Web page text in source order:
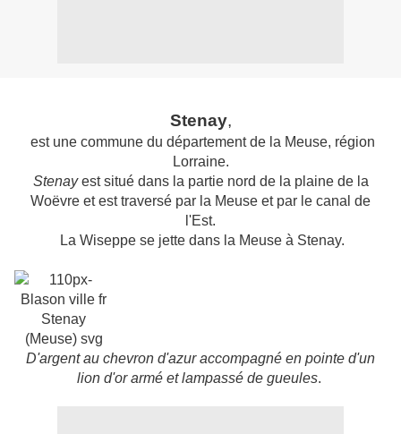
Stenay,
est une commune du département de la Meuse, région
Lorraine.
Stenayest situé dans la partie nord de la plaine de la
Woëvre et est traversé par la Meuse et par le canal de
l'Est.
La Wiseppe se jette dans la Meuse à Stenay.
D'argent au chevron d'azur accompagné en pointe d'un
lion d'or armé et lampassé de gueules.